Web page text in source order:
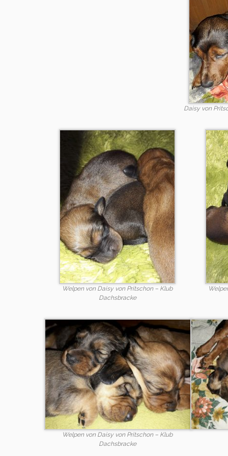
Daisy von
Welpen von Daisy von Pritschon – Klub
Dachsbracke
Welpen von Daisy von Pritschon – Klub
Dachsbracke